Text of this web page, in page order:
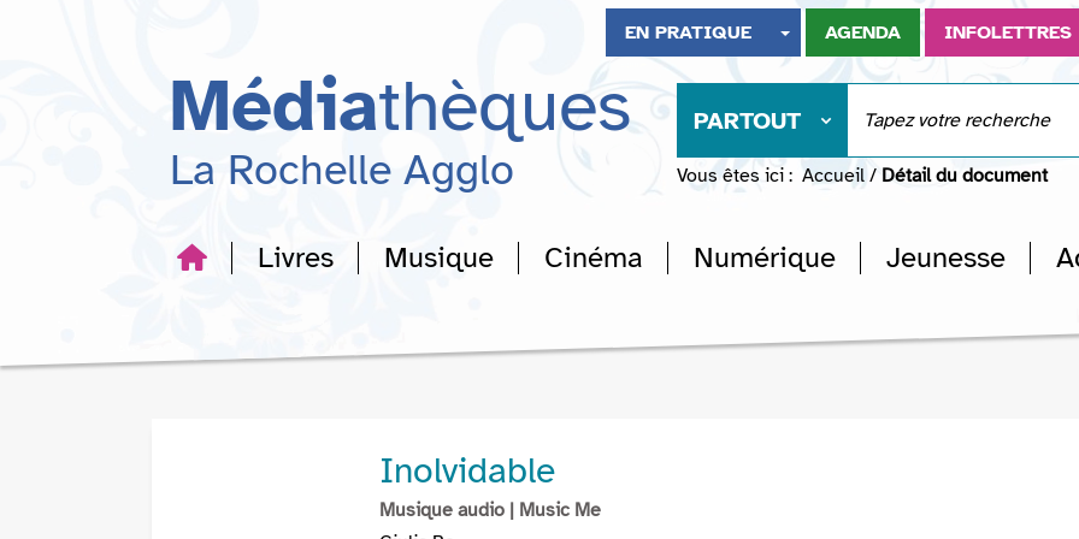
recherche
EN PRATIQUE AGENDA INFOLETTRES
Médiathèques
La Rochelle Agglo
PARTOUT
Vous êtes ici : Accueil / Détail du document
Livres Musique Cinéma Numérique Jeunesse
Inolvidable
Musique audio | Music Me